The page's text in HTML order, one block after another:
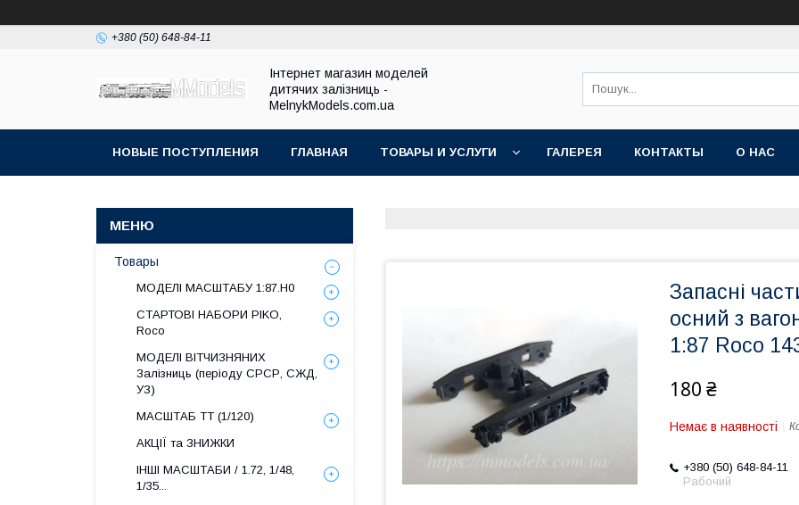
+380 (50) 648-84-11
Інтернет магазин моделей
дитячих залізниць -
MelnykModels.com.ua
НОВЫЕ ПОСТУПЛЕНИЯ ГЛАВНАЯ ТОВАРЫ И УСЛУГИ ГАЛЕРЕЯ КОНТАКТЫ О НАС
Запасні
осний з
1:87 Roco
180 ₴
Немає в наявності
+380 (50) 648-84-11
Рабочий
Товары
МОДЕЛІ МАСШТАБУ 1:87.H0
СТАРТОВІ НАБОРИ PIKO,
Roco
МОДЕЛІ ВІТЧИЗНЯНИХ
Залізниць (періоду СРСР, СЖД,
УЗ)
МАСШТАБ ТТ (1/120)
АКЦІЇ та ЗНИЖКИ
ІНШІ МАСШТАБИ / 1.72, 1/48,
1/35...